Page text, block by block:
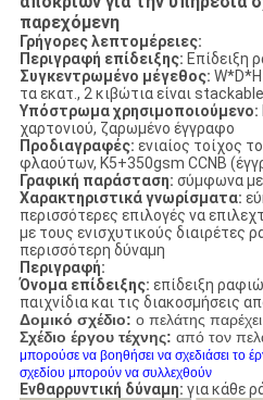
παρεχόμενη
Γρήγορες λεπτομέρειες:
Περιγραφή επίδειξης: Επίδειξη
Συγκεντρωμένο μέγεθος:
τα εκατ., 2 κιβώτια είναι stackable
Υπόστρωμα χρησιμοποιούμενο:
χαρτονιού, ζαρωμένο έγγραφο
Προδιαγραφές: ενιαίος τοίχος
φλαούτων, K5+350gsm CCNB
Γραφική παράσταση: σύμφωνα με
Χαρακτηριστικά γνωρίσματα:
περισσότερες επιλογές να
με τους ενισχυτικούς διαιρέτες
περισσότερη δύναμη
Περιγραφή:
Όνομα επίδειξης: επίδειξη
παιχνίδια και τις διακοσμήσεις
Δομικό σχέδιο: ο πελάτης παρέχει
Σχέδιο έργου τέχνης: από τον
μπορούσε να βοηθήσει να σχεδιάσει το
σχεδίου μπορούν να συλλεχθούν
Ενθαρρυντική δύναμη: για κάθε